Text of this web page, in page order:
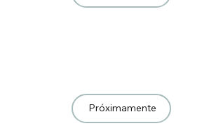
Próximamente